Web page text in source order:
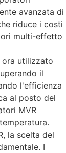
avanzata di
riduce i costi
multi-effetto
ora utilizzato
il
l'efficienza
al posto del
MVR
la scelta del
I